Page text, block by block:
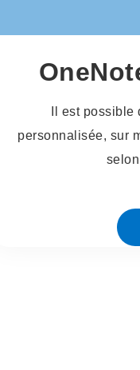
Il est
personnalisée, sur